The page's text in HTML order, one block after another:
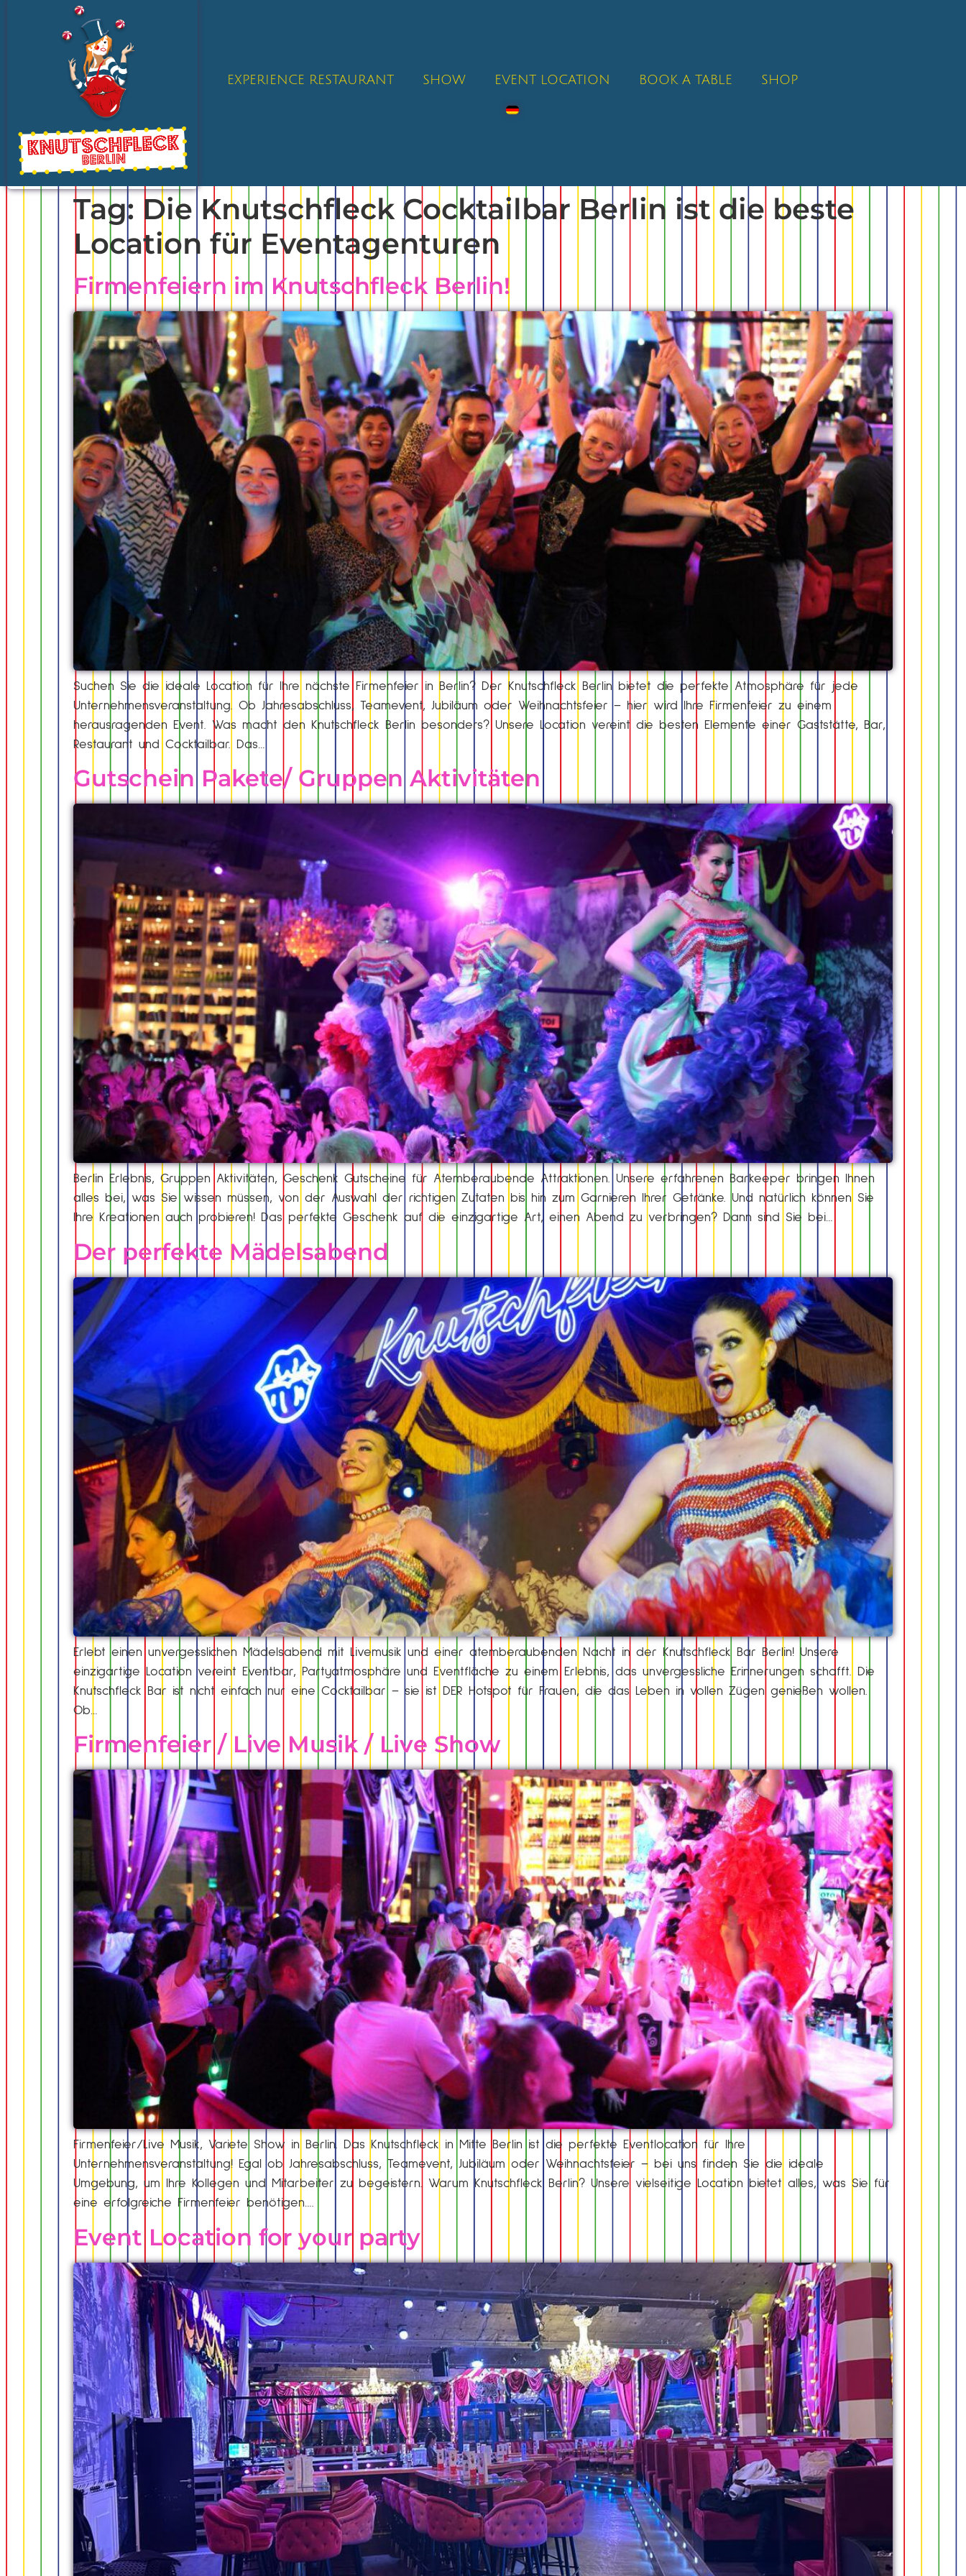
EXPERIENCE RESTAURANT SHOW EVENT LOCATION BOOK A TABLE SHOP
Tag: Die Knutschfleck Cocktailbar Berlin ist die beste
Location für Eventagenturen
Firmenfeiern im Knutschfleck Berlin!
Suchen Sie die ideale Location für Ihre nächste Firmenfeier in Berlin? Der Knutschfleck Berlin bietet die perfekte Atmosphäre für jede
Unternehmensveranstaltung. Ob Jahresabschluss, Teamevent, Jubiläum oder Weihnachtsfeier – hier wird Ihre Firmenfeier zu einem
herausragenden Event. Was macht den Knutschfleck Berlin besonders? Unsere Location vereint die besten Elemente einer Gaststätte, Bar,
Restaurant und Cocktailbar. Das…
Gutschein Pakete/ Gruppen Aktivitäten
Berlin Erlebnis, Gruppen Aktivitäten, Geschenk Gutscheine für Atemberaubende Attraktionen. Unsere erfahrenen Barkeeper bringen Ihnen
alles bei, was Sie wissen müssen, von der Auswahl der richtigen Zutaten bis hin zum Garnieren Ihrer Getränke. Und natürlich können Sie
Ihre Kreationen auch probieren! Das perfekte Geschenk auf die einzigartige Art, einen Abend zu verbringen? Dann sind Sie bei…
Der perfekte Mädelsabend
Erlebt einen unvergesslichen Mädelsabend mit Livemusik und einer atemberaubenden Nacht in der Knutschfleck Bar Berlin! Unsere
einzigartige Location vereint Eventbar, Partyatmosphäre und Eventfläche zu einem Erlebnis, das unvergessliche Erinnerungen schafft. Die
Knutschfleck Bar ist nicht einfach nur eine Cocktailbar – sie ist DER Hotspot für Frauen, die das Leben in vollen Zügen genießen wollen.
Ob…
Firmenfeier / Live Musik / Live Show
Firmenfeier/Live Musik, Variete Show in Berlin. Das Knutschfleck in Mitte Berlin ist die perfekte Eventlocation für Ihre
Unternehmensveranstaltung! Egal ob Jahresabschluss, Teamevent, Jubiläum oder Weihnachtsfeier – bei uns finden Sie die ideale
Umgebung, um Ihre Kollegen und Mitarbeiter zu begeistern. Warum Knutschfleck Berlin? Unsere vielseitige Location bietet alles, was Sie für
eine erfolgreiche Firmenfeier benötigen….
Event Location for your party